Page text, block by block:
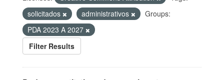
solicitados
administrativos
Groups:
PDA 2023 A 2027
Filter Results